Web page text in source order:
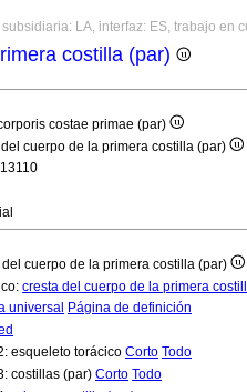
LA, interfaz: ES, trabajo en
costilla (par)
costae primae (par)
cuerpo de la primera costilla (par)
del cuerpo de la primera costilla (par)
cresta del cuerpo de la primera
universal Página de definición
esqueleto torácico Corto Todo
costillas (par) Corto Todo